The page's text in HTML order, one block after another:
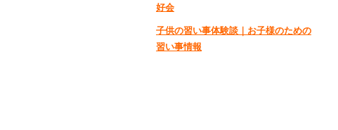
好会
子供の習い事体験談｜お子様のための
習い事情報